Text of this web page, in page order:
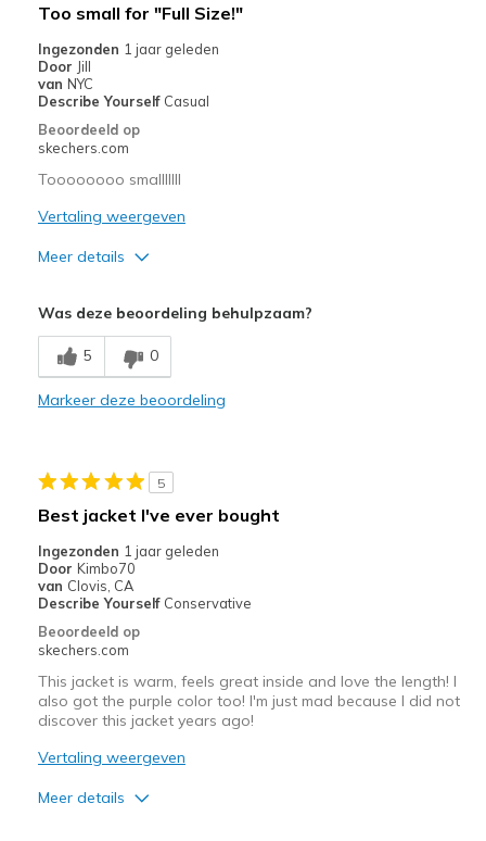
Too small for "Full Size!"
Ingezonden 1 jaar geleden
Door Jill
van NYC
Describe Yourself Casual
Beoordeeld op
skechers.com
Toooooooo smalllllll
Vertaling weergeven
Meer details
Beste toepassingen
Casual Wear
Sizing
Was deze beoordeling behulpzaam?
5 0
Markeer deze beoordeling
5
Best jacket I've ever bought
Ingezonden 1 jaar geleden
Door Kimbo70
van Clovis, CA
Describe Yourself Conservative
Beoordeeld op
skechers.com
This jacket is warm, feels great inside and love the length! I
also got the purple color too! I'm just mad because I did not
discover this jacket years ago!
Vertaling weergeven
Meer details